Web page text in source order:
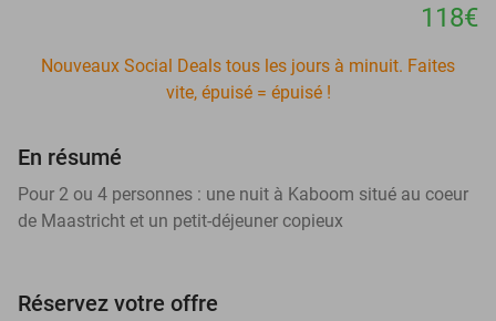
118€
Nouveaux Social Deals tous les jours à minuit. Faites
vite, épuisé = épuisé !
En résumé
Pour 2 ou 4 personnes : une nuit à Kaboom situé au coeur
de Maastricht et un petit-déjeuner copieux
Réservez votre offre